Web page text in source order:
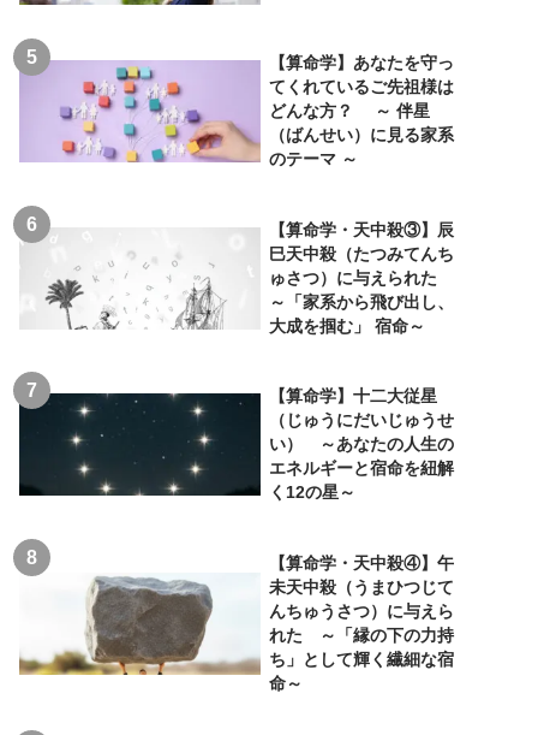
【算命学】あなたを守っ
てくれているご先祖様は
どんな方？ ～ 伴星
（ばんせい）に見る家系
のテーマ ～
【算命学・天中殺③】辰
巳天中殺（たつみてんち
ゅさつ）に与えられた
～「家系から飛び出し、
大成を掴む」 宿命～
【算命学】十二大従星
（じゅうにだいじゅうせ
い） ～あなたの人生の
エネルギーと宿命を紐解
く12の星～
【算命学・天中殺④】午
未天中殺（うまひつじて
んちゅうさつ）に与えら
れた ～「縁の下の力持
ち」として輝く繊細な宿
命～